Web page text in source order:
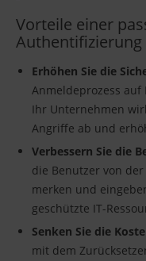
Vorteile einer
Authentifizierung
Erhöhen Sie die
Anmeldeprozess auf
Ihr Unternehmen
Angriffe ab und
Verbessern Sie die
die Benutzer von
merken und
geschützte IT-
Senken Sie die
mit dem